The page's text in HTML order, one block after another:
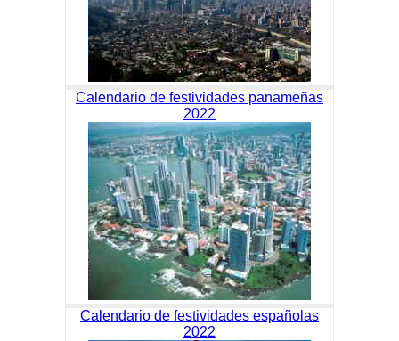
Calendario de festividades panameñas
2022
Calendario de festividades españolas
2022